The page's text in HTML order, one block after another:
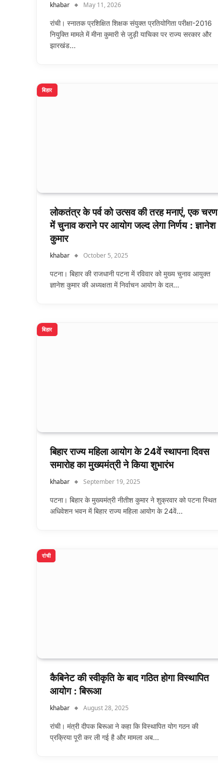
khabar May 11, 2026
रांची। स्नातक प्रशिक्षित शिक्षक संयुक्त प्रतियोगिता परीक्षा-2016
नियुक्ति मामले में मीना कुमारी से जुड़ी याचिका पर राज्य सरकार और
झारखंड…
बिहार
लोकतंत्र के पर्व को उत्सव की तरह मनाएं, एक चरण
में चुनाव कराने पर आयोग जल्द लेगा निर्णय : ज्ञानेश
कुमार
khabar October 5, 2025
पटना। बिहार की राजधानी पटना में रविवार को मुख्य चुनाव आयुक्त
ज्ञानेश कुमार की अध्यक्षता में निर्वाचन आयोग के दल…
बिहार
बिहार राज्य महिला आयोग के 24वें स्थापना दिवस
समारोह का मुख्यमंत्री ने किया शुभारंभ
khabar September 19, 2025
पटना। बिहार के मुख्यमंत्री नीतीश कुमार ने शुक्रवार को पटना स्थित
अधिवेशन भवन में बिहार राज्य महिला आयोग के 24वें…
रांची
कैबिनेट की स्‍वीकृति के बाद गठित होगा विस्थापित
आयोग : बिरूआ
khabar August 28, 2025
रांची। मंत्री दीपक बिरूआ ने कहा कि विस्‍थापित योग गठन की
प्रक्रिया पूरी कर ली गई है और मामला अब…